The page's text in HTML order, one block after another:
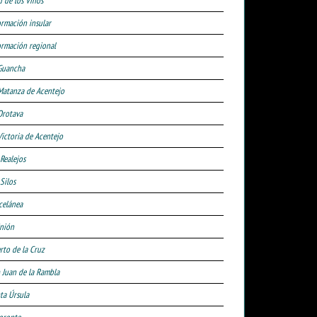
insular
regional
de Acentejo
de Acentejo
de la Cruz
Juan de la Rambla
Úrsula